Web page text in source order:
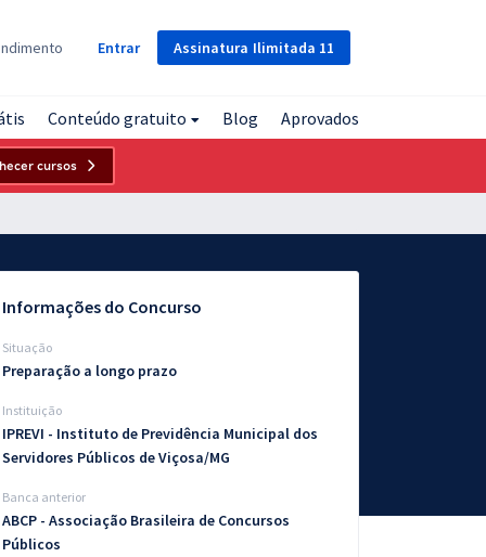
Assinatura Ilimitada 11
Entrar
Conteúdo gratuito Blog Aprovados
cursos
Informações do Concurso
Situação
Preparação a longo prazo
Instituição
IPREVI - Instituto de Previdência Municipal dos
Servidores Públicos de Viçosa/MG
Banca anterior
ABCP - Associação Brasileira de Concursos
Públicos